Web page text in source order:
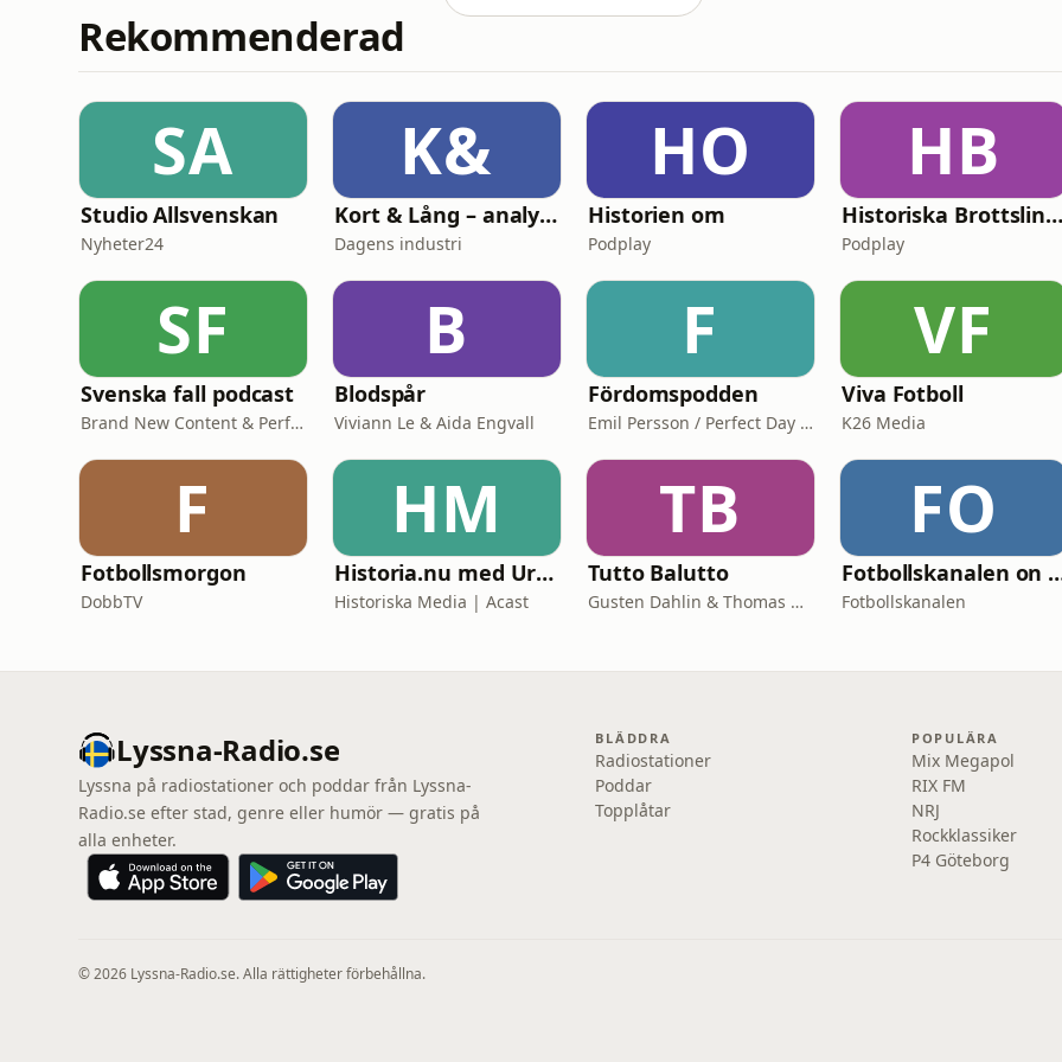
Rekommenderad
SA
Studio Allsvenskan
Nyheter24
K&
Kort & Lång – analyspodden från Di
Dagens industri
HO
Historien om
Podplay
HB
Historiska
Podplay
SF
Svenska fall podcast
Brand New Content & Perfect Day Media
B
Blodspår
Viviann Le & Aida Engvall
F
Fördomspodden
Emil Persson / Perfect Day Media
VF
Viva Fotboll
K26 Media
F
Fotbollsmorgon
DobbTV
HM
Historia.nu med Urban Lindstedt
Historiska Media | Acast
TB
Tutto Balutto
Gusten Dahlin & Thomas Wilbacher
FO
Fotbollskanalen
Lyssna-Radio.se
Lyssna på radiostationer och poddar från Lyssna-
Radio.se efter stad, genre eller humör — gratis på
alla enheter.
BLÄDDRA
Radiostationer
Poddar
Topplåtar
POPULÄRA
Mix Megapol
RIX FM
NRJ
Rockklassiker
P4 Göteborg
© 2026 Lyssna-Radio.se. Alla rättigheter förbehållna.